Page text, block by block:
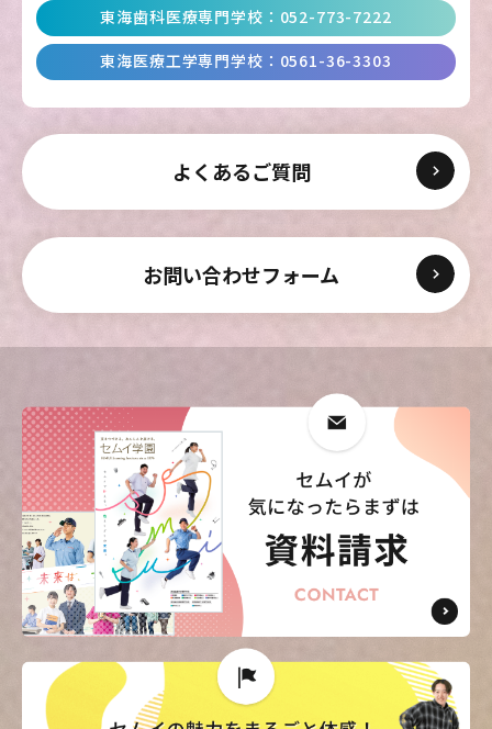
よくあるご質問
お問い合わせフォーム
東海歯科医療専門学校 ： 052-773-7222
東海医療工学専門学校 ： 0561-36-3303
東海医療科学
専門学校
東海歯科医療
専門学校
東海医療工学
CLOSE
東海医療科学
専門学校
東海歯科医療
専門学校
東海医療工学
CLOSE
東海医療科学
専門学校
東海歯科医療
専門学校
東海医療工学
CLOSE
東海医療科学
専門学校
東海歯科医療
専門学校
東海医療工学
CLOSE